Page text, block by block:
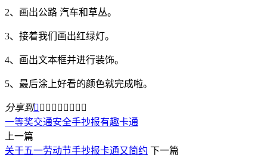
2、画出公路 汽车和草丛。
3、接着我们画出红绿灯。
4、画出文本框并进行装饰。
5、最后涂上好看的颜色就完成啦。
分享到        
一等奖交通安全手抄报有趣卡通
上一篇
关于五一劳动节手抄报卡通又简约 下一篇